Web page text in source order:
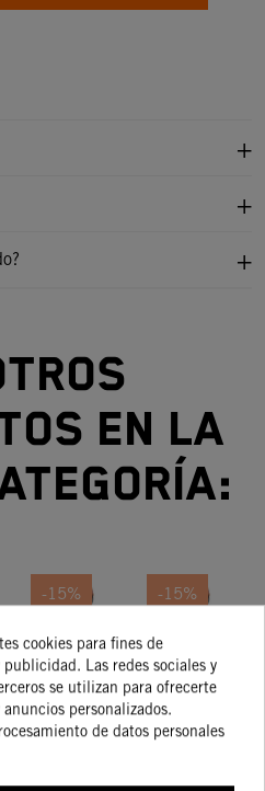
en la
-15%
JUEGO
DE
JUNTAS
DE
65,58 €
55,74 €
-15%
JUEGO
DE
JUNTAS
DE
37,87 €
32,19 €
cookies para fines de
Las redes sociales y
se utilizan para ofrecerte
personalizados.
de datos personales